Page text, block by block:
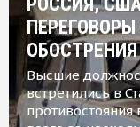
Высшие
встретились в